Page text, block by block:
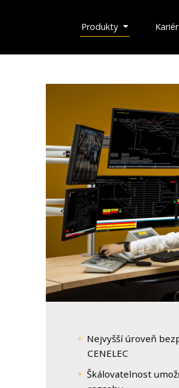
Produkty
Nejvyšší úroveň
CENELEC
Škálovatelnost